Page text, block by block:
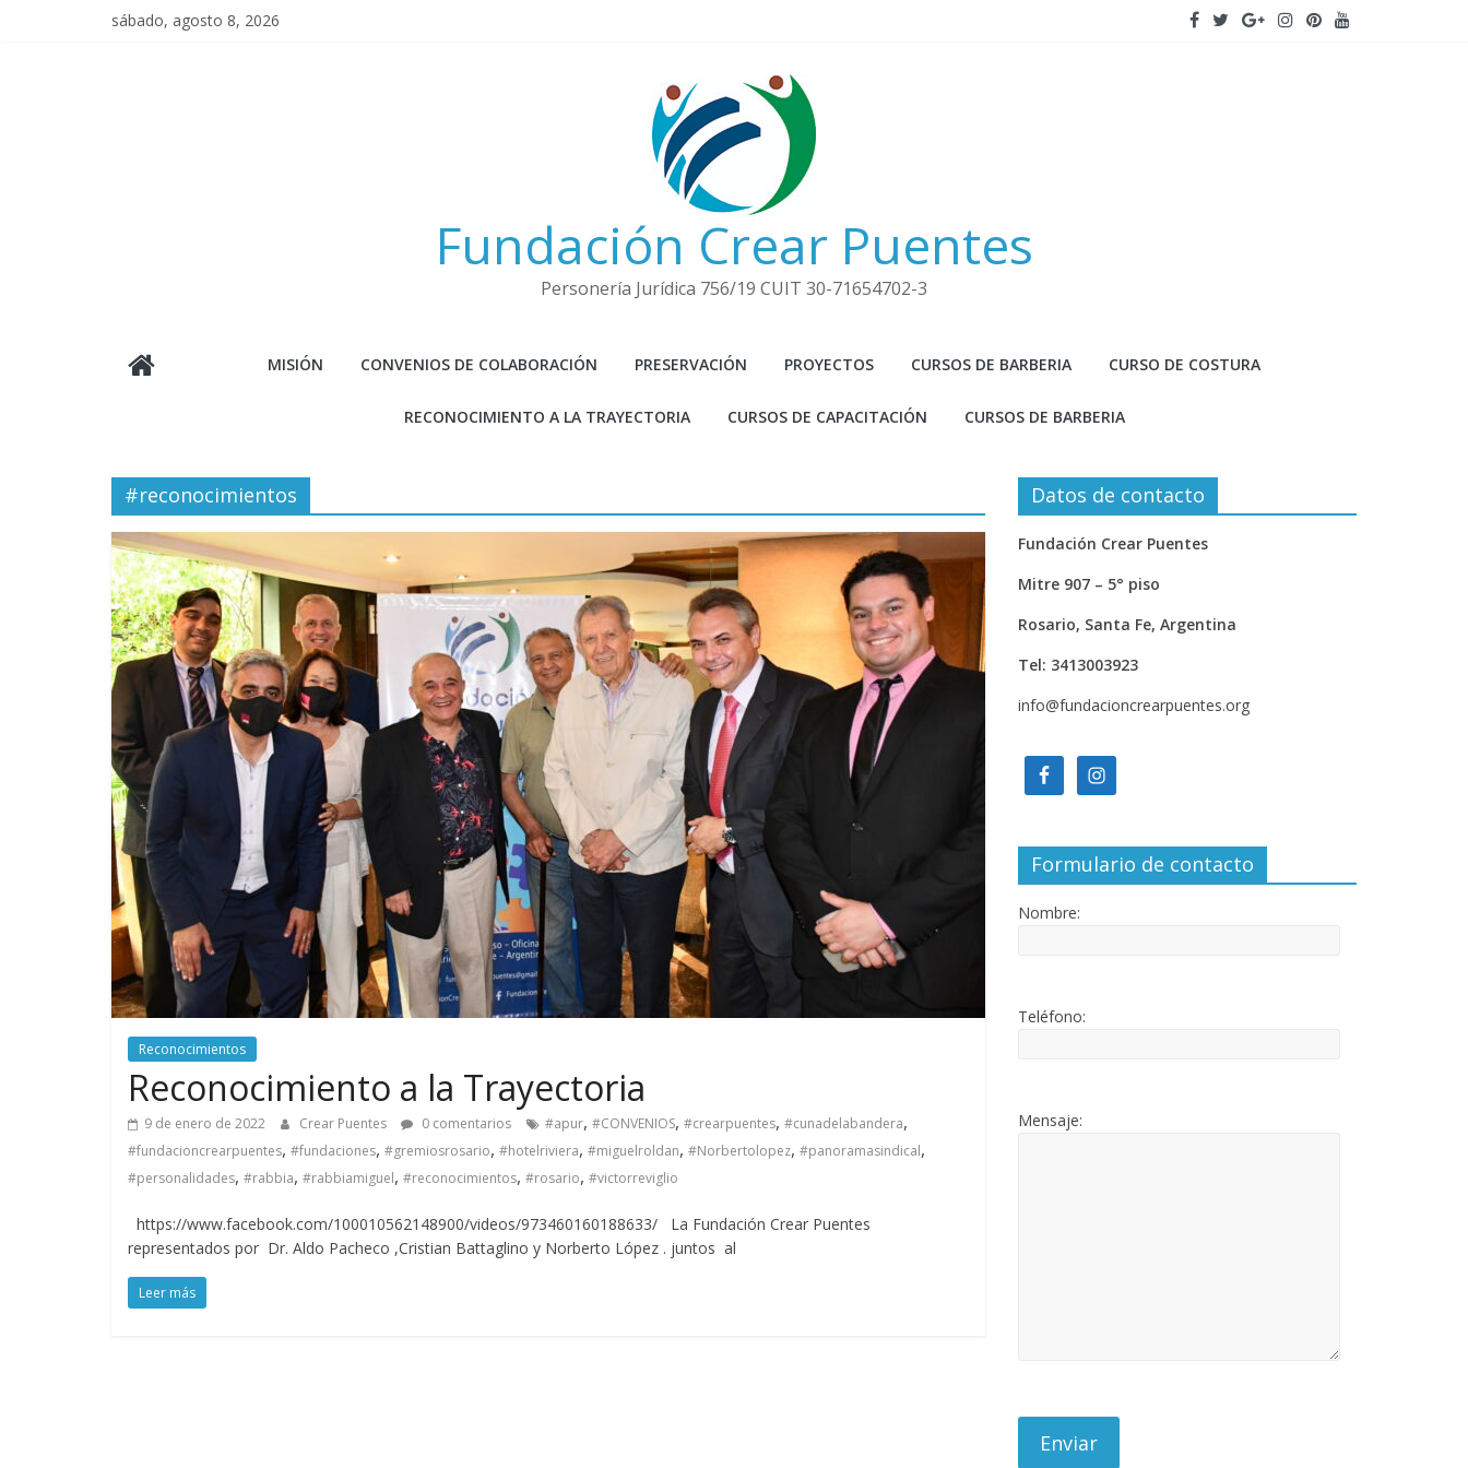
sábado, agosto 8, 2026
Fundación Crear Puentes
Personería Jurídica 756/19 CUIT 30-71654702-3
MISIÓN CONVENIOS DE COLABORACIÓN PRESERVACIÓN PROYECTOS CURSOS DE BARBERIA CURSO DE COSTURA
RECONOCIMIENTO A LA TRAYECTORIA CURSOS DE CAPACITACIÓN CURSOS DE BARBERIA
#reconocimientos
Reconocimientos
Reconocimiento a la Trayectoria
9 de enero de 2022 Crear Puentes 0 comentarios #apur, #CONVENIOS, #crearpuentes, #cunadelabandera,
#fundacioncrearpuentes, #fundaciones, #gremiosrosario, #hotelriviera, #miguelroldan, #Norbertolopez, #panoramasindical,
#personalidades, #rabbia, #rabbiamiguel, #reconocimientos, #rosario, #victorreviglio
https://www.facebook.com/100010562148900/videos/973460160188633/ La Fundación Crear Puentes
representados por Dr. Aldo Pacheco ,Cristian Battaglino y Norberto López . juntos al
Leer más
Datos de contacto
Fundación Crear Puentes
Mitre 907 – 5° piso
Rosario, Santa Fe, Argentina
Tel: 3413003923
info@fundacioncrearpuentes.org
Formulario de contacto
Nombre:
Teléfono:
Mensaje: